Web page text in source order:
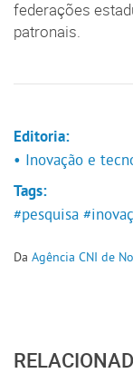
federações
patronais.
Editoria:
• Inovação e
Tags:
#pesquisa
Da Agência CNI de